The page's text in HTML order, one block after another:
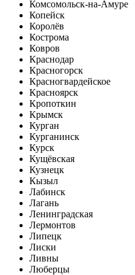
Комсомольск-на-Амуре
Копейск
Королёв
Кострома
Ковров
Краснодар
Красногорск
Красногвардейское
Красноярск
Кропоткин
Крымск
Курган
Курганинск
Курск
Кущёвская
Кузнецк
Кызыл
Лабинск
Лагань
Ленинградская
Лермонтов
Липецк
Лиски
Ливны
Люберцы